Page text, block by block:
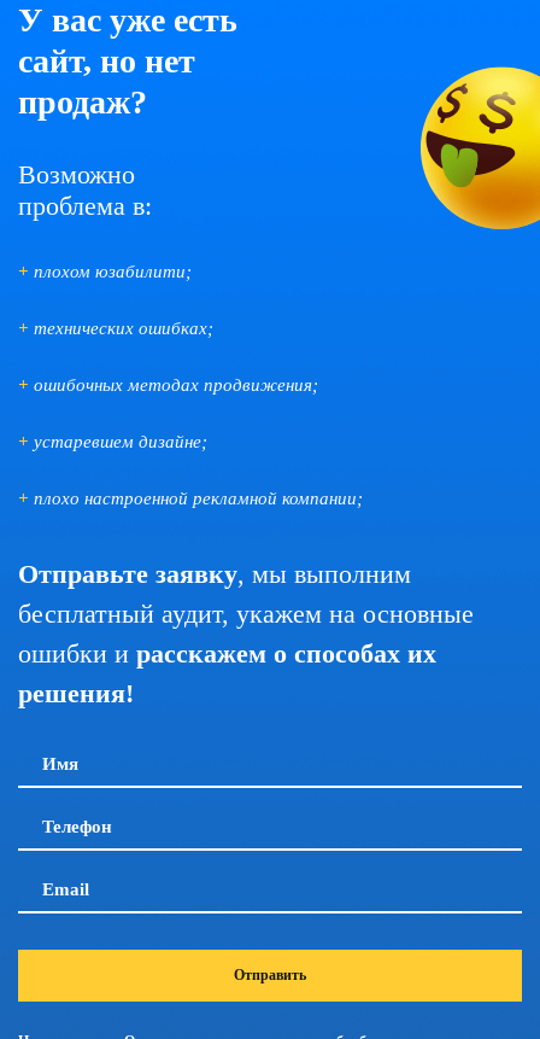
У вас уже есть
сайт, но нет
продаж?
Возможно
проблема в:
+ плохом юзабилити;
+ технических ошибках;
+ ошибочных методах продвижения;
+ устаревшем дизайне;
+ плохо настроенной рекламной компании;
Отправьте заявку, мы выполним
бесплатный аудит, укажем на основные
ошибки и расскажем о способах их
решения!
Имя
Телефон
Email
Отправить